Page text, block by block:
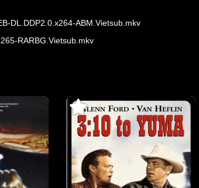
DL.DDP2.0.x264-ABM.Vietsub.mkv
RARBG.Vietsub.mkv